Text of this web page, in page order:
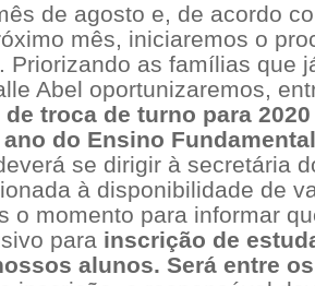
de agosto e, de acordo
mês, iniciaremos o
Priorizando as famílias que
Abel oportunizaremos,
troca de turno para
ano do Ensino Fundamental
se dirigir à secretária
à disponibilidade de
o momento para informar
para inscrição de
alunos. Será entre